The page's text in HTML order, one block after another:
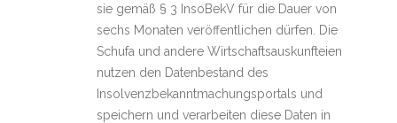
sie gemäß § 3 InsoBekV für die Dauer von
sechs Monaten veröffentlichen dürfen. Die
Schufa und andere Wirtschaftsauskunfteien
nutzen den Datenbestand des
Insolvenzbekanntmachungsportals und
speichern und verarbeiten diese Daten in